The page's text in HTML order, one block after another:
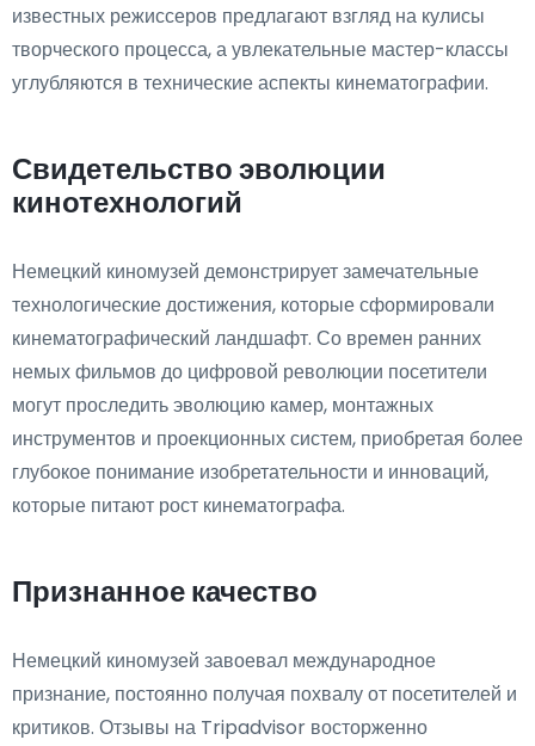
известных режиссеров предлагают взгляд на кулисы
творческого процесса, а увлекательные мастер-классы
углубляются в технические аспекты кинематографии.
Свидетельство эволюции
кинотехнологий
Немецкий киномузей демонстрирует замечательные
технологические достижения, которые сформировали
кинематографический ландшафт. Со времен ранних
немых фильмов до цифровой революции посетители
могут проследить эволюцию камер, монтажных
инструментов и проекционных систем, приобретая более
глубокое понимание изобретательности и инноваций,
которые питают рост кинематографа.
Признанное качество
Немецкий киномузей завоевал международное
признание, постоянно получая похвалу от посетителей и
критиков. Отзывы на Tripadvisor восторженно